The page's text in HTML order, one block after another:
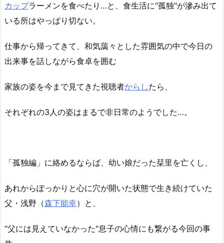
カップラーメンを食べたり…と、食生活に"孤独"が滲み出て
いる所はやっぱり切ない。
仕事から帰ってきて、和気藹々とした雰囲気の中で今日の
出来事を話しながら食卓を囲む
家族の姿を今まで見てきた視聴者からしたら、
それぞれの3人の姿はまるで非日常のようでした…。
「孤独編」に絡めるならば、幼い娘だった栞里を亡くし、
あれからぽっかりと心に穴が開いた状態で生き続けていた
父・浅野（森下能幸）と、
“父には見えていなかった"息子の心情にも繋がる今回の事